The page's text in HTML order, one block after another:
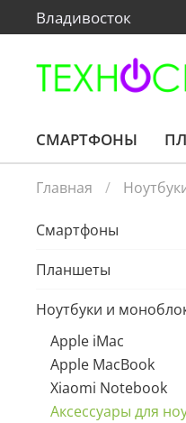
Владивосток
СМАРТФОНЫ
Главная
Смартфоны
Планшеты
Ноутбуки и
Apple iMac
Apple MacBook
Xiaomi Notebook
Аксессуары для